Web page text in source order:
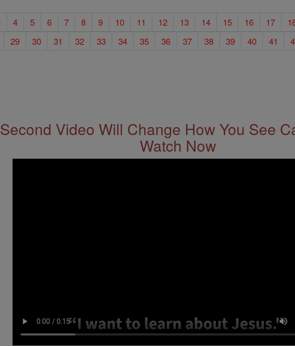
4 5 6 7 8 9 10 11 12 13 14 15 16 17
29 30 31 32 33 34 35 36 37 38 39 40 41
Video Will Change How You See
Watch Now